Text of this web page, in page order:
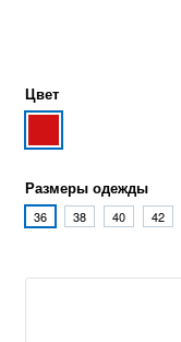
Цвет
Размеры одежды
36 38 40 42